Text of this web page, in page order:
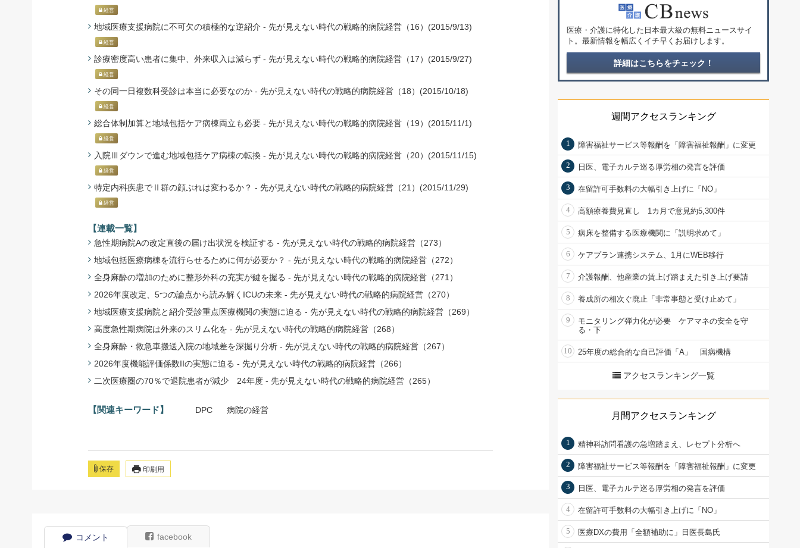
経営
地域医療支援病院に不可欠の積極的な逆紹介 - 先が見えない時代の戦略的病院経営（16）(2015/9/13)
経営
診療密度高い患者に集中、外来収入は減らず - 先が見えない時代の戦略的病院経営（17）(2015/9/27)
経営
その同一日複数科受診は本当に必要なのか - 先が見えない時代の戦略的病院経営（18）(2015/10/18)
経営
総合体制加算と地域包括ケア病棟両立も必要 - 先が見えない時代の戦略的病院経営（19）(2015/11/1)
経営
入院Ⅲダウンで進む地域包括ケア病棟の転換 - 先が見えない時代の戦略的病院経営（20）(2015/11/15)
経営
特定内科疾患でⅡ群の顔ぶれは変わるか？ - 先が見えない時代の戦略的病院経営（21）(2015/11/29)
経営
【連載一覧】
急性期病院Aの改定直後の届け出状況を検証する - 先が見えない時代の戦略的病院経営（273）
地域包括医療病棟を流行らせるために何が必要か？ - 先が見えない時代の戦略的病院経営（272）
全身麻酔の増加のために整形外科の充実が鍵を握る - 先が見えない時代の戦略的病院経営（271）
2026年度改定、5つの論点から読み解くICUの未来 - 先が見えない時代の戦略的病院経営（270）
地域医療支援病院と紹介受診重点医療機関の実態に迫る - 先が見えない時代の戦略的病院経営（269）
高度急性期病院は外来のスリム化を - 先が見えない時代の戦略的病院経営（268）
全身麻酔・救急車搬送入院の地域差を深掘り分析 - 先が見えない時代の戦略的病院経営（267）
2026年度機能評価係数IIの実態に迫る - 先が見えない時代の戦略的病院経営（266）
二次医療圏の70％で退院患者が減少 24年度 - 先が見えない時代の戦略的病院経営（265）
【関連キーワード】 DPC 病院の経営
保存 印刷用
コメント facebook
医療・介護に特化した日本最大級の無料ニュースサイ
ト。最新情報を幅広くイチ早くお届けします。
詳細はこちらをチェック！
週間アクセスランキング
1 障害福祉サービス等報酬を「障害福祉報酬」に変更
2 日医、電子カルテ巡る厚労相の発言を評価
3 在留許可手数料の大幅引き上げに「NO」
4 高額療養費見直し 1カ月で意見約5,300件
5 病床を整備する医療機関に「説明求めて」
6 ケアプラン連携システム、1月にWEB移行
7 介護報酬、他産業の賃上げ踏まえた引き上げ要請
8 養成所の相次ぐ廃止「非常事態と受け止めて」
9
モニタリング弾力化が必要 ケアマネの安全を守
る・下
10 25年度の総合的な自己評価「A」 国病機構
アクセスランキング一覧
月間アクセスランキング
1 精神科訪問看護の急増踏まえ、レセプト分析へ
2 障害福祉サービス等報酬を「障害福祉報酬」に変更
3 日医、電子カルテ巡る厚労相の発言を評価
4 在留許可手数料の大幅引き上げに「NO」
5 医療DXの費用「全額補助に」日医長島氏